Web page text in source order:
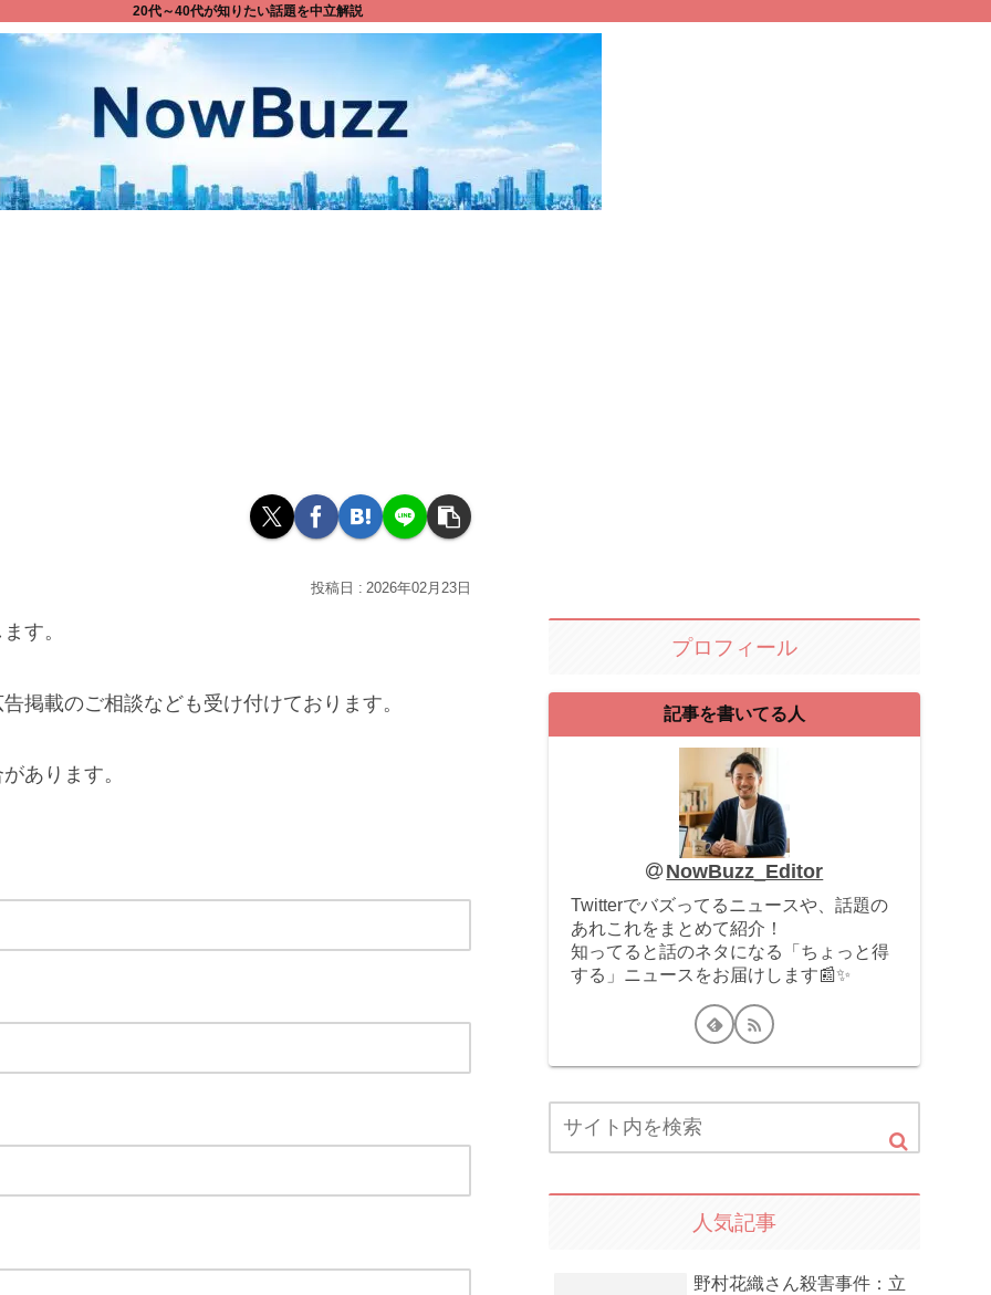
20代～40代が知りたい話題を中立解説
2026年02月23日
す。
掲載のご相談なども受け付けております。
あります。
プロフィール
記事を書いてる人
NowBuzz_Editor
Twitterでバズってるニュースや、話題の
あれこれをまとめて紹介！
知ってると話のネタになる「ちょっと得
する」ニュースをお届けします📰✨
人気記事
野村花織さん殺害事件：立